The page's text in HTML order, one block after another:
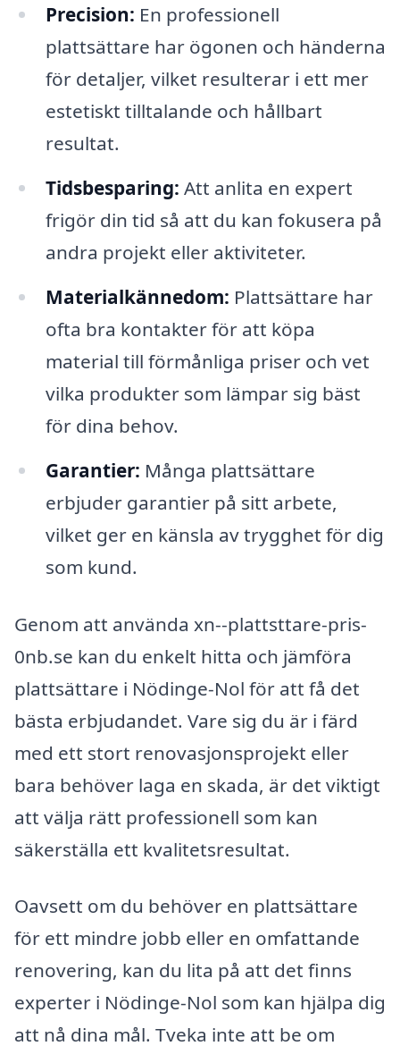
Precision: En professionell
plattsättare har ögonen och händerna
för detaljer, vilket resulterar i ett mer
estetiskt tilltalande och hållbart
resultat.
Tidsbesparing: Att anlita en expert
frigör din tid så att du kan fokusera på
andra projekt eller aktiviteter.
Materialkännedom: Plattsättare har
ofta bra kontakter för att köpa
material till förmånliga priser och vet
vilka produkter som lämpar sig bäst
för dina behov.
Garantier: Många plattsättare
erbjuder garantier på sitt arbete,
vilket ger en känsla av trygghet för dig
som kund.
Genom att använda xn--plattsttare-pris-
0nb.se kan du enkelt hitta och jämföra
plattsättare i Nödinge-Nol för att få det
bästa erbjudandet. Vare sig du är i färd
med ett stort renovasjonsprojekt eller
bara behöver laga en skada, är det viktigt
att välja rätt professionell som kan
säkerställa ett kvalitetsresultat.
Oavsett om du behöver en plattsättare
för ett mindre jobb eller en omfattande
renovering, kan du lita på att det finns
experter i Nödinge-Nol som kan hjälpa dig
att nå dina mål. Tveka inte att be om